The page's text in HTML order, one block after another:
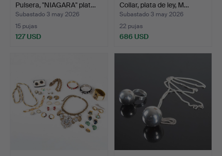
Pulsera, "NIAGARA" plat…
Subastado 3 may 2026
15 pujas
127 USD
Collar, plata de ley, M…
Subastado 3 may 2026
22 pujas
686 USD